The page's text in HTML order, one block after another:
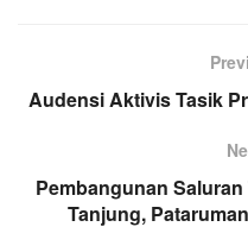
Audensi Aktivis Tasik
Pembangunan
Tanjung,